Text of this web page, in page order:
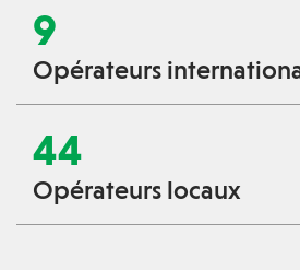
9
Opérateurs
44
Opérateurs locaux